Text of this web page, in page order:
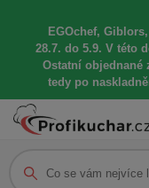
EGOchef,
28.7. do 5.9. V této
Ostatní objednané
tedy po